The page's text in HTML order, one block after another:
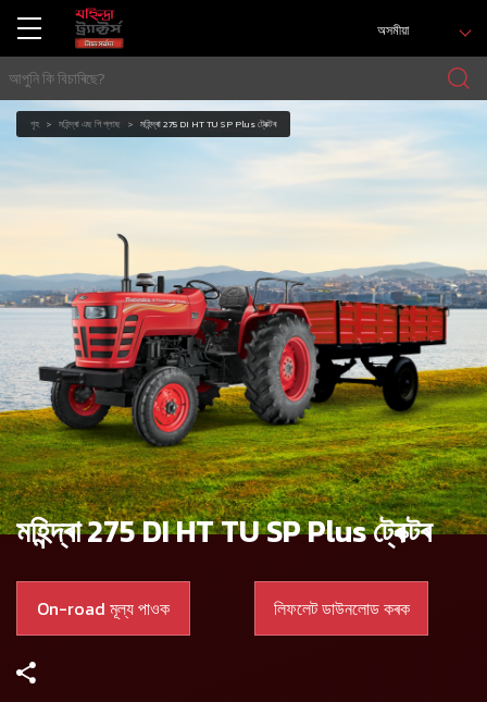
অসমীয়া
গৃহ মহিন্দ্ৰা এছ পি প্লাছ মহিন্দ্ৰা 275 DI HT TU SP Plus ট্ৰেক্টৰ
মহিন্দ্ৰা 275 DI HT TU SP Plus ট্ৰেক্টৰ
On-road মূল্য পাওক লিফলেট ডাউনলোড কৰক